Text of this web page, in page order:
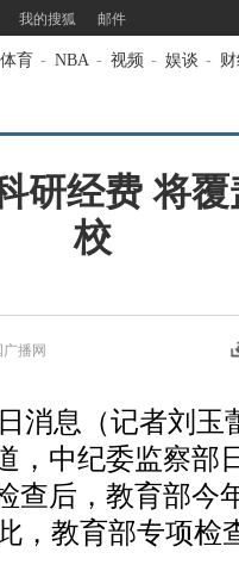
我的搜狐 邮件
体育 - NBA - 视频 - 娱谈 -
研经费 将
校
播网
息（记者刘玉
，中纪委监察部
查后，教育部今
，教育部专项检